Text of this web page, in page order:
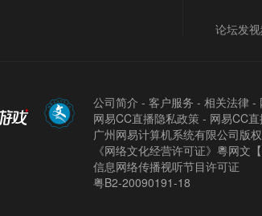
论坛发
公司简介 - 客户服务 - 相关法律 -
网易CC直播隐私政策 - 网易CC
广州网易计算机系统有限公司版
《网络文化经营许可证》粵网文
信息网络传播视听节目许可证
粤B2-20090191-18